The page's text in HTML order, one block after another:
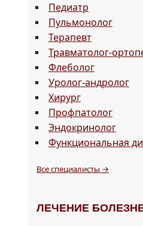
Педиатр
Пульмонолог
Терапевт
Травматолог-
Флеболог
Уролог-андролог
Хирург
Профпатолог
Эндокринолог
Функциональная
Все специалисты →
ЛЕЧЕНИЕ